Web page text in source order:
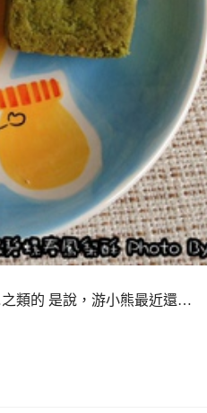
類的 是說，游小熊最近還…